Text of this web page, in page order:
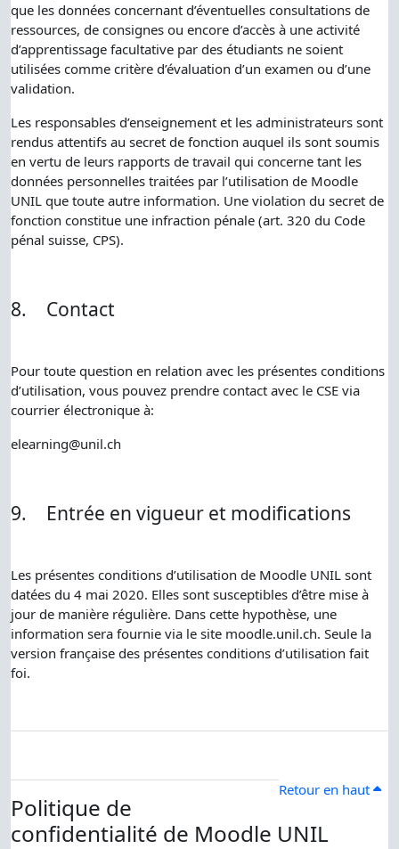
que les données concernant d’éventuelles consultations de
ressources, de consignes ou encore d’accès à une activité
d’apprentissage facultative par des étudiants ne soient
utilisées comme critère d’évaluation d’un examen ou d’une
validation.
Les responsables d’enseignement et les administrateurs sont
rendus attentifs au secret de fonction auquel ils sont soumis
en vertu de leurs rapports de travail qui concerne tant les
données personnelles traitées par l’utilisation de Moodle
UNIL que toute autre information. Une violation du secret de
fonction constitue une infraction pénale (art. 320 du Code
pénal suisse, CPS).
8. Contact
Pour toute question en relation avec les présentes conditions
d’utilisation, vous pouvez prendre contact avec le CSE via
courrier électronique à:
elearning@unil.ch
9. Entrée en vigueur et modifications
Les présentes conditions d’utilisation de Moodle UNIL sont
datées du 4 mai 2020. Elles sont susceptibles d’être mise à
jour de manière régulière. Dans cette hypothèse, une
information sera fournie via le site moodle.unil.ch. Seule la
version française des présentes conditions d’utilisation fait
foi.
Retour en haut
Politique de
confidentialité de Moodle UNIL